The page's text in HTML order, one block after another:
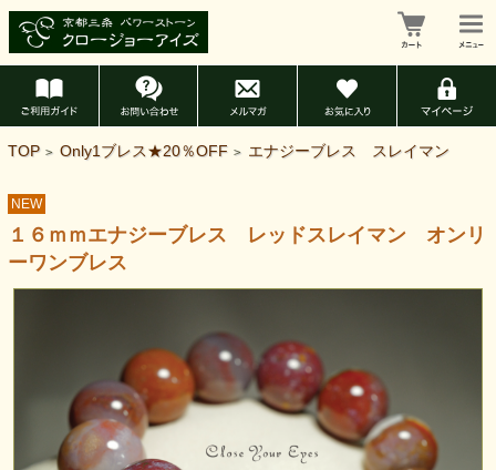
TOP > Only1ブレス★20％OFF > エナジーブレス スレイマン
NEW
１６ｍｍエナジーブレス レッドスレイマン オンリ
ーワンブレス